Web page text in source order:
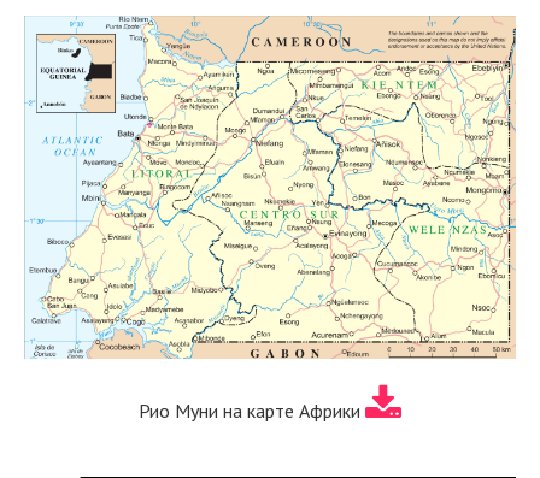
Рио Муни на карте Африки